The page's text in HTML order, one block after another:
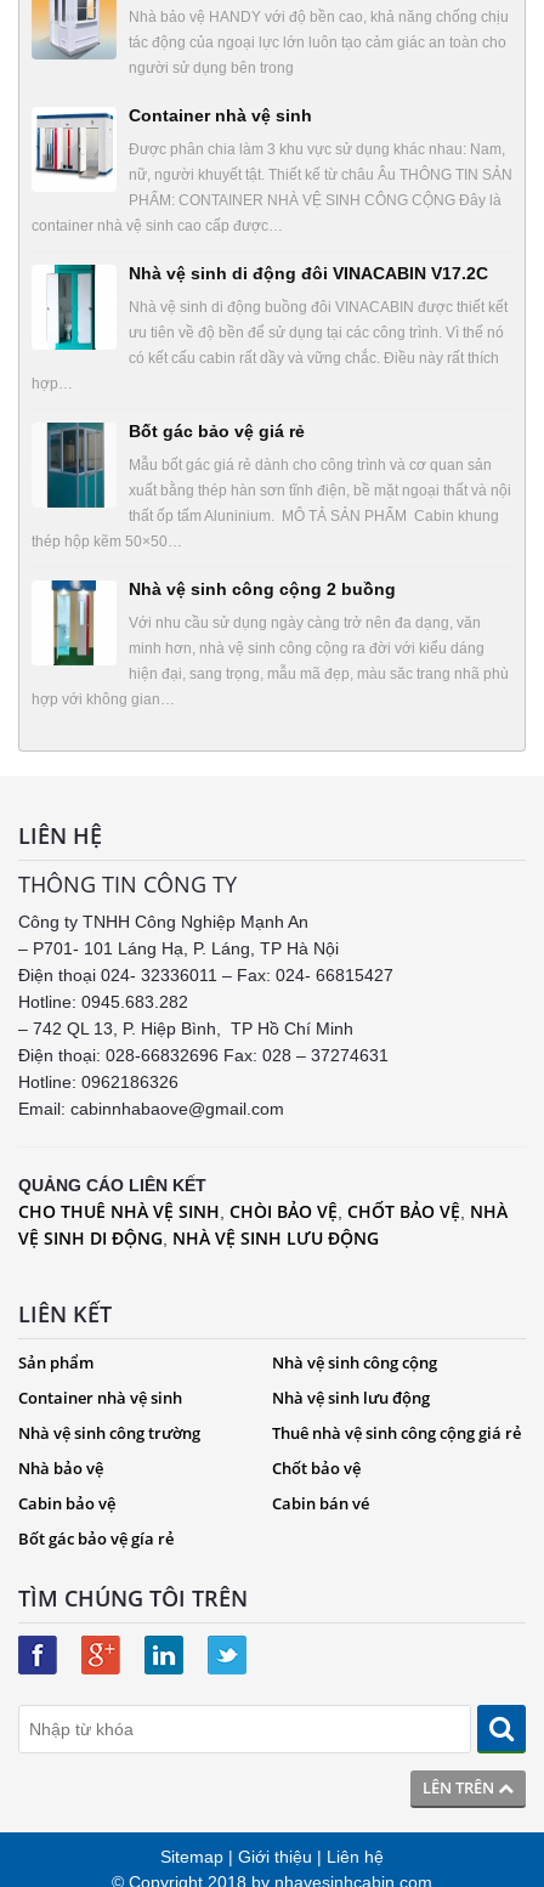
Nhà bảo vệ HANDY với độ bền cao, khả năng chống chịu
tác động của ngoại lực lớn luôn tạo cảm giác an toàn cho
người sử dụng bên trong
Container nhà vệ sinh
Được phân chia làm 3 khu vực sử dụng khác nhau: Nam,
nữ, người khuyết tật. Thiết kế từ châu Âu THÔNG TIN SẢN
PHẨM: CONTAINER NHÀ VỆ SINH CÔNG CỘNG Đây là
container nhà vệ sinh cao cấp được…
Nhà vệ sinh di động đôi VINACABIN V17.2C
Nhà vệ sinh di động buồng đôi VINACABIN được thiết kết
ưu tiên về độ bền để sử dụng tại các công trình. Vì thế nó
có kết cấu cabin rất dầy và vững chắc. Điều này rất thích
hợp…
Bốt gác bảo vệ giá rẻ
Mẫu bốt gác giá rẻ dành cho công trình và cơ quan sản
xuất bằng thép hàn sơn tĩnh điện, bề mặt ngoại thất và nội
thất ốp tấm Aluninium. MÔ TẢ SẢN PHẨM Cabin khung
thép hộp kẽm 50×50…
Nhà vệ sinh công cộng 2 buồng
Với nhu cầu sử dụng ngày càng trở nên đa dạng, văn
minh hơn, nhà vệ sinh công cộng ra đời với kiểu dáng
hiện đại, sang trọng, mẫu mã đẹp, màu săc trang nhã phù
hợp với không gian…
LÊN TRÊN
LIÊN HỆ
THÔNG TIN CÔNG TY
Công ty TNHH Công Nghiệp Mạnh An
– P701- 101 Láng Hạ, P. Láng, TP Hà Nội
Điện thoại 024- 32336011 – Fax: 024- 66815427
Hotline: 0945.683.282
– 742 QL 13, P. Hiệp Bình, TP Hồ Chí Minh
Điện thoại: 028-66832696 Fax: 028 – 37274631
Hotline: 0962186326
Email: cabinnhabaove@gmail.com
QUẢNG CÁO LIÊN KẾT
CHO THUÊ NHÀ VỆ SINH CHÒI BẢO VỆ CHỐT BẢO VỆ NHÀ
VỆ SINH DI ĐỘNG NHÀ VỆ SINH LƯU ĐỘNG
LIÊN KẾT
Sản phẩm
Nhà vệ sinh công cộng
Container nhà vệ sinh
Nhà vệ sinh lưu động
Nhà vệ sinh công trường
Thuê nhà vệ sinh công cộng giá rẻ
Nhà bảo vệ
Chốt bảo vệ
Cabin bảo vệ
Cabin bán vé
Bốt gác bảo vệ gía rẻ
TÌM CHÚNG TÔI TRÊN
Sitemap | Giới thiệu | Liên hệ
© Copyright 2018 by nhavesinhcabin.com